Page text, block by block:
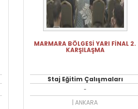
MARMARA BÖLGESİ YARI FİNAL 2.
KARŞILAŞMA
Staj Eğitim Çalışmaları
-
| ANKARA